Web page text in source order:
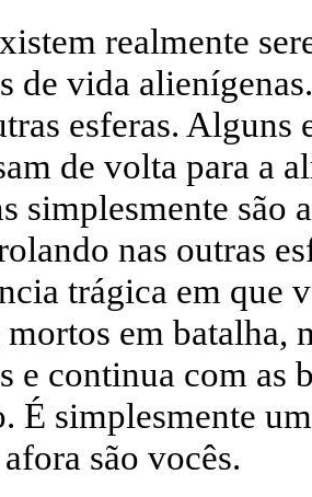
realmente
de vida
esferas.
de volta para a
simplesmente são
nas outras
trágica em que
em batalha,
e continua com as
É simplesmente
são vocês.